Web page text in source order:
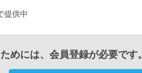
提供中
めには、会員登録が必要です。